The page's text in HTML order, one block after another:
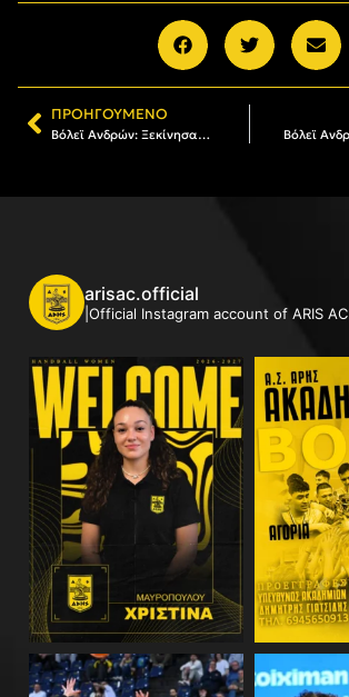
ΠΡΟΗΓΟΎΜΕΝΟ
Βόλεϊ Ανδρών: Ξεκίνησαν οι εγγραφές στην Ακαδημία
arisac.official
|Official Instagram account of ARIS AC|